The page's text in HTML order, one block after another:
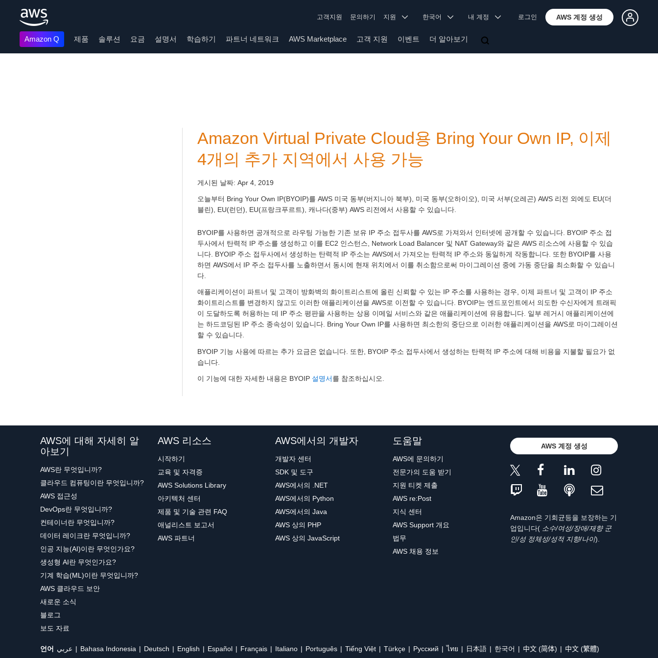
고객지원 문의하기 지원 한국어 내 계정 로그인 AWS 계정 생성
Amazon Q 제품 솔루션 요금 설명서 학습하기 파트너 네트워크 AWS Marketplace 고객 지원 이벤트 더 알아보기
Amazon Virtual Private Cloud용 Bring Your Own IP, 이제
4개의 추가 지역에서 사용 가능
게시된 날짜: Apr 4, 2019
오늘부터 Bring Your Own IP(BYOIP)를 AWS 미국 동부(버지니아 북부), 미국 동부(오하이오), 미국 서부(오레곤) AWS 리전 외에도 EU(더
블린), EU(런던), EU(프랑크푸르트), 캐나다(중부) AWS 리전에서 사용할 수 있습니다.
BYOIP를 사용하면 공개적으로 라우팅 가능한 기존 보유 IP 주소 접두사를 AWS로 가져와서 인터넷에 공개할 수 있습니다. BYOIP 주소 접
두사에서 탄력적 IP 주소를 생성하고 이를 EC2 인스턴스, Network Load Balancer 및 NAT Gateway와 같은 AWS 리소스에 사용할 수 있습
니다. BYOIP 주소 접두사에서 생성하는 탄력적 IP 주소는 AWS에서 가져오는 탄력적 IP 주소와 동일하게 작동합니다. 또한 BYOIP를 사용
하면 AWS에서 IP 주소 접두사를 노출하면서 동시에 현재 위치에서 이를 취소함으로써 마이그레이션 중에 가동 중단을 최소화할 수 있습니
다.
애플리케이션이 파트너 및 고객이 방화벽의 화이트리스트에 올린 신뢰할 수 있는 IP 주소를 사용하는 경우, 이제 파트너 및 고객이 IP 주소
화이트리스트를 변경하지 않고도 이러한 애플리케이션을 AWS로 이전할 수 있습니다. BYOIP는 엔드포인트에서 의도한 수신자에게 트래픽
이 도달하도록 허용하는 데 IP 주소 평판을 사용하는 상용 이메일 서비스와 같은 애플리케이션에 유용합니다. 일부 레거시 애플리케이션에
는 하드코딩된 IP 주소 종속성이 있습니다. Bring Your Own IP를 사용하면 최소한의 중단으로 이러한 애플리케이션을 AWS로 마이그레이션
할 수 있습니다.
BYOIP 기능 사용에 따르는 추가 요금은 없습니다. 또한, BYOIP 주소 접두사에서 생성하는 탄력적 IP 주소에 대해 비용을 지불할 필요가 없
습니다.
이 기능에 대한 자세한 내용은 BYOIP 설명서를 참조하십시오.
AWS에 대해 자세히 알
아보기
AWS란 무엇입니까?
클라우드 컴퓨팅이란 무엇입니까?
AWS 접근성
DevOps란 무엇입니까?
컨테이너란 무엇입니까?
데이터 레이크란 무엇입니까?
인공 지능(AI)이란 무엇인가요?
생성형 AI란 무엇인가요?
기계 학습(ML)이란 무엇입니까?
AWS 클라우드 보안
새로운 소식
블로그
보도 자료
AWS 리소스
시작하기
교육 및 자격증
AWS Solutions Library
아키텍처 센터
제품 및 기술 관련 FAQ
애널리스트 보고서
AWS 파트너
AWS에서의 개발자
개발자 센터
SDK 및 도구
AWS에서의 .NET
AWS에서의 Python
AWS에서의 Java
AWS 상의 PHP
AWS 상의 JavaScript
도움말
AWS에 문의하기
전문가의 도움 받기
지원 티켓 제출
AWS re:Post
지식 센터
AWS Support 개요
법무
AWS 채용 정보
AWS 계정 생성
Amazon은 기회균등을 보장하는 기
업입니다( 소수/여성/장애/재향 군
인/성 정체성/성적 지향/나이).
언어 عربي Bahasa Indonesia Deutsch English Español Français Italiano Português Tiếng Việt Türkçe Ρусский ไทย 日本語 한국어 中文 (简体) 中文 (繁體)